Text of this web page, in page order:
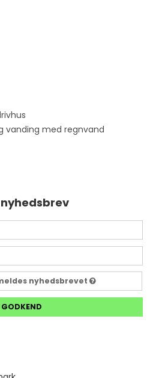
vanding med regnvand
nyhedsbrevet
GODKEND